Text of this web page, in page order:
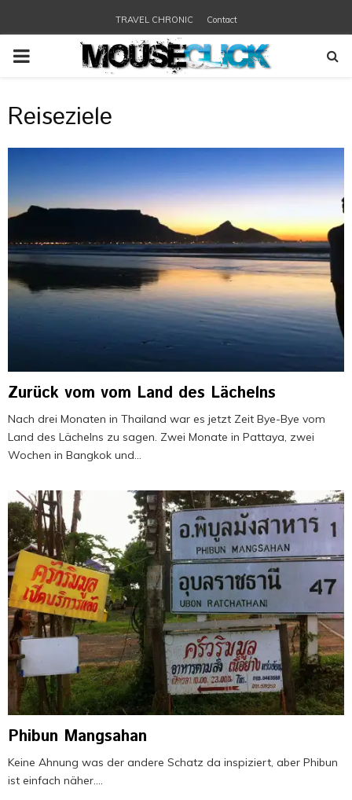
TRAVEL CHRONIC Contact
PRIMARY
Reiseziele
Zurück vom vom Land des Lächelns
Nach drei Monaten in Thailand war es jetzt Zeit Bye-Bye vom
Land des Lächelns zu sagen. Zwei Monate in Pattaya, zwei
Wochen in Bangkok und...
Phibun Mangsahan
Keine Ahnung was der andere Schatz da inspiziert, aber Phibun
ist einfach näher....